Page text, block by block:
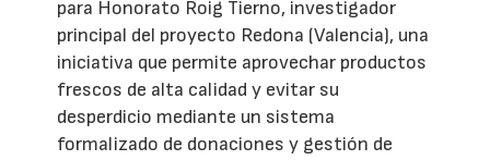
para Honorato Roig Tierno, investigador
principal del proyecto Redona (Valencia), una
iniciativa que permite aprovechar productos
frescos de alta calidad y evitar su
desperdicio mediante un sistema
formalizado de donaciones y gestión de